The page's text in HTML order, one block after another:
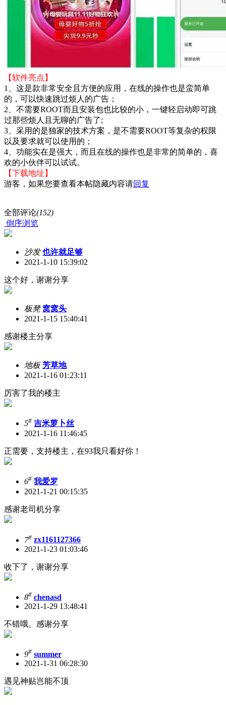
【软件亮点】
1、这是款非常安全且方便的应用，在线的操作也是蛮简单
的，可以快速跳过烦人的广告；
2、不需要ROOT而且安装包也比较的小，一键轻启动即可跳
过那些烦人且无聊的广告了;
3、采用的是独家的技术方案，是不需要ROOT等复杂的权限
以及要求就可以使用的；
4、功能实在是强大，而且在线的操作也是非常的简单的，喜
欢的小伙伴可以试试。
【下载地址】
游客，如果您要查看本帖隐藏内容请回复
全部评论(152)
倒序浏览
沙发 也许就足够
2021-1-10 15:39:02
这个好，谢谢分享
板凳 窝窝头
2021-1-15 15:40:41
感谢楼主分享
地板 芳草地
2021-1-16 01:23:11
厉害了我的楼主
5# 吉米萝卜丝
2021-1-16 11:46:45
正需要，支持楼主，在93我只看好你！
6# 我爱罗
2021-1-21 00:15:35
感谢老司机分享
7# zx1161127366
2021-1-23 01:03:46
收下了，谢谢分享
8# chenasd
2021-1-29 13:48:41
不错哦。感谢分享
9# summer
2021-1-31 06:28:30
遇见神贴岂能不顶